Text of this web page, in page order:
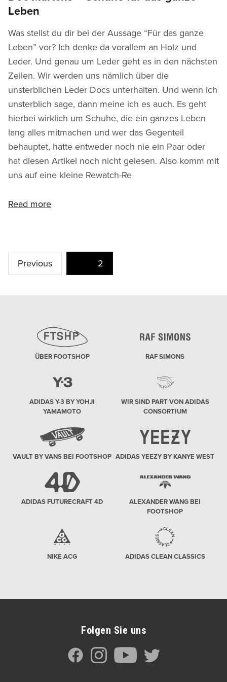
Leben
Was stellst du dir bei der Aussage “Für das ganze
Leben” vor? Ich denke da vorallem an Holz und
Leder. Und genau um Leder geht es in den nächsten
Zeilen. Wir werden uns nämlich über die
unsterblichen Leder Docs unterhalten. Und wenn ich
unsterblich sage, dann meine ich es auch. Es geht
hierbei wirklich um Schuhe, die ein ganzes Leben
lang alles mitmachen und wer das Gegenteil
behauptet, hatte entweder noch nie ein Paar oder
hat diesen Artikel noch nicht gelesen. Also komm mit
uns auf eine kleine Rewatch-Re
Read more
Beitragsnavigation
Previous 2
ÜBER FOOTSHOP RAF SIMONS
ADIDAS Y-3 BY YOHJI
YAMAMOTO
WIR SIND PART VON ADIDAS
CONSORTIUM
VAULT BY VANS BEI FOOTSHOP ADIDAS YEEZY BY KANYE WEST
ADIDAS FUTURECRAFT 4D
ALEXANDER WANG BEI
FOOTSHOP
NIKE ACG ADIDAS CLEAN CLASSICS
Folgen Sie uns